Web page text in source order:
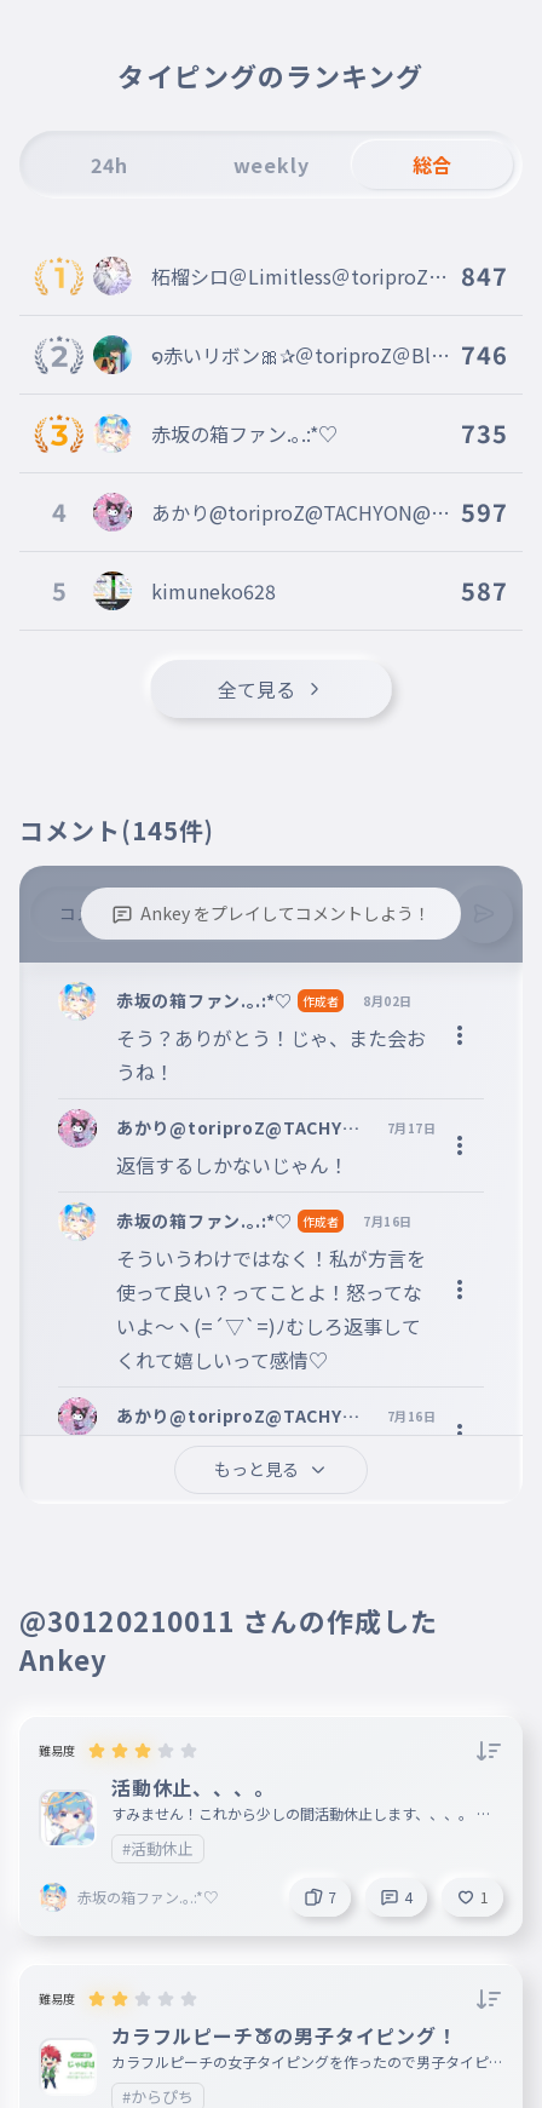
みじかいけどこれでおわり！ばいばい！
タイピングのランキング
24h weekly 総合
柘榴シロ＠Limitless＠toriproZ＠ 847
໑赤いリボン🎀✰＠toriproZ＠Blos 746
赤坂の箱ファン.｡.:*♡ 735
4
あかり@toriproZ@TACHYON@rib 597
5 kimuneko628 587
全て見る
コメント (145件)
Ankey をプレイしてコメントしよう！
※コメントするには、ログインが必要です。
赤坂の箱ファン.｡.:*♡ 作成者 8月02日
そう？ありがとう！じゃ、また会お
うね！
あかり@toriproZ@TACHYO
N@ribbon@WaF@ASAKKA
@seaser
7月17日
返信するしかないじゃん！
赤坂の箱ファン.｡.:*♡ 作成者 7月16日
そういうわけではなく！私が方言を
使って良い？ってことよ！怒ってな
いよ〜ヽ(=´▽`=)ﾉむしろ返事して
くれて嬉しいって感情♡
あかり@toriproZ@TACHYO
@seaser
7月16日
メッチャ遠いｗ
これからもよろしくー( ｀・∀・´)ﾉ
そうなん？じゃあ方言ありありで良
い？関西弁なんかわからんけども。
あかり@toriproZ@TACHYO
@seaser
じつは関西弁依存症（？）だよ（（
方言だけ–気にせんでなー。嫌だった
らやめるで！
もっと見る
@30120210011 さんの作成した
Ankey
難易度
活動休止、、、。
すみません！これから少しの間活動休止します、、、。 と
きたまにはアンキー開くので！ あかりちゃんたち、すみま
せん！💦
#活動休止
赤坂の箱ファン.｡.:*♡ 7 4 1
難易度
カラフルピーチ🍑の男子タイピング！
カラフルピーチの女子タイピングを作ったので男子タイピン
グも作ってみました！ じゃぱぱなどの男の子が出てくるの
でやってみてください！ できたらフォロー、いいねをお願
#からぴち